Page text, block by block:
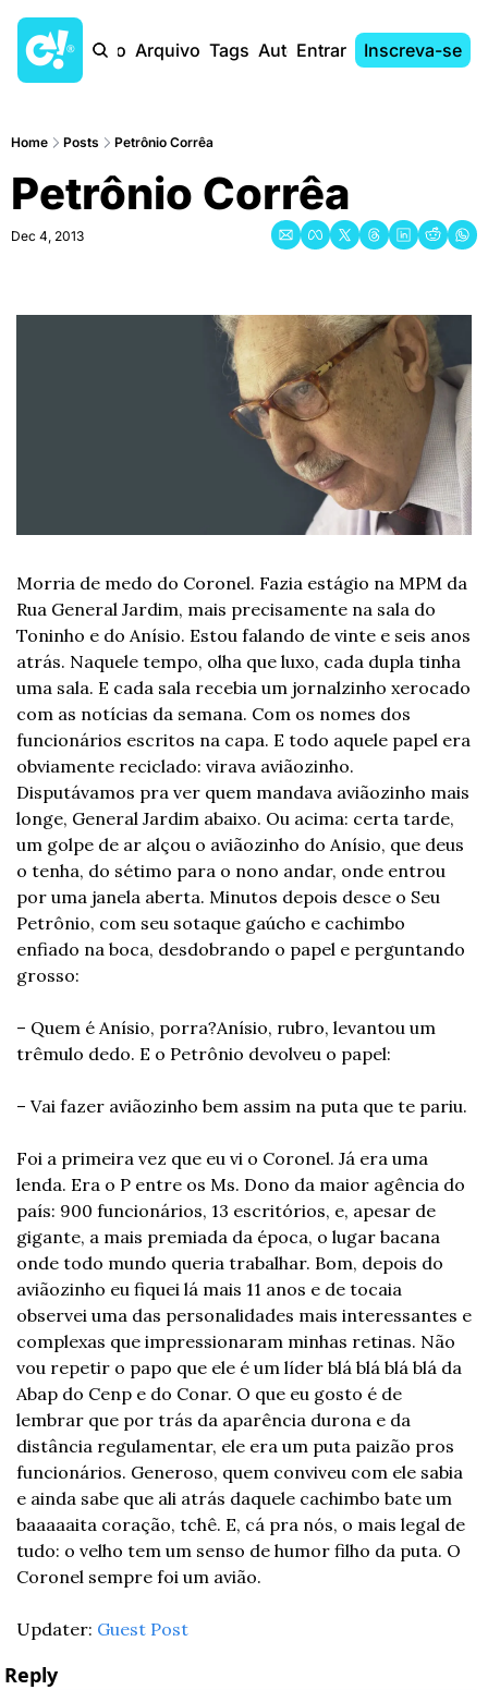
Início Arquivo Tags AutoresEntrar Inscreva-se
Home Posts Petrônio Corrêa
Petrônio Corrêa
Dec 4, 2013
Morria de medo do Coronel. Fazia estágio na MPM da
Rua General Jardim, mais precisamente na sala do
Toninho e do Anísio. Estou falando de vinte e seis anos
atrás. Naquele tempo, olha que luxo, cada dupla tinha
uma sala. E cada sala recebia um jornalzinho xerocado
com as notícias da semana. Com os nomes dos
funcionários escritos na capa. E todo aquele papel era
obviamente reciclado: virava aviãozinho.
Disputávamos pra ver quem mandava aviãozinho mais
longe, General Jardim abaixo. Ou acima: certa tarde,
um golpe de ar alçou o aviãozinho do Anísio, que deus
o tenha, do sétimo para o nono andar, onde entrou
por uma janela aberta. Minutos depois desce o Seu
Petrônio, com seu sotaque gaúcho e cachimbo
enfiado na boca, desdobrando o papel e perguntando
grosso:
– Quem é Anísio, porra?Anísio, rubro, levantou um
trêmulo dedo. E o Petrônio devolveu o papel:
– Vai fazer aviãozinho bem assim na puta que te pariu.
Foi a primeira vez que eu vi o Coronel. Já era uma
lenda. Era o P entre os Ms. Dono da maior agência do
país: 900 funcionários, 13 escritórios, e, apesar de
gigante, a mais premiada da época, o lugar bacana
onde todo mundo queria trabalhar. Bom, depois do
aviãozinho eu fiquei lá mais 11 anos e de tocaia
observei uma das personalidades mais interessantes e
complexas que impressionaram minhas retinas. Não
vou repetir o papo que ele é um líder blá blá blá blá da
Abap do Cenp e do Conar. O que eu gosto é de
lembrar que por trás da aparência durona e da
distância regulamentar, ele era um puta paizão pros
funcionários. Generoso, quem conviveu com ele sabia
e ainda sabe que ali atrás daquele cachimbo bate um
baaaaaita coração, tchê. E, cá pra nós, o mais legal de
tudo: o velho tem um senso de humor filho da puta. O
Coronel sempre foi um avião.
Updater: Guest Post
Reply